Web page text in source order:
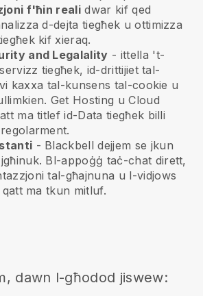
f'ħin reali dwar kif qed
d-dejta tiegħek u ottimizza
kif xieraq.
and Legalality - ittella 't-
tiegħek, id-drittijiet tal-
kaxxa tal-kunsens tal-cookie u
Get Hosting u Cloud
ma titlef id-Data tiegħek billi
- Blackbell dejjem se jkun
Bl-appoġġ taċ-chat dirett,
tal-għajnuna u l-vidjows
ma tkun mitluf.
dawn l-għodod jiswew: